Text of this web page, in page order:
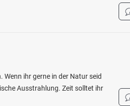
ihr gerne in der Natur seid
Ausstrahlung. Zeit solltet ihr